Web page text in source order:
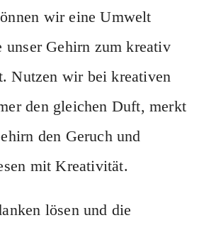
wir eine Umwelt
unser Gehirn zum kreativ
Nutzen wir bei kreativen
den gleichen Duft, merkt
den Geruch und
mit Kreativität.
lösen und die